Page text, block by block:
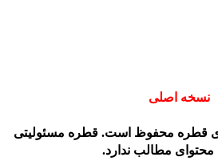
اصلی
محفوظ است. قطره مسئولیتی
مطالب ندارد.